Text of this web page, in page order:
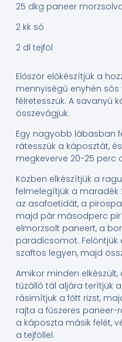
25 dkg paneer
2 kk só
2 dl tejföl
Először előkészítjük a
mennyiségű enyhén
félretesszük. A savanyú
összevágjuk.
Egy nagyobb lábasban
rátesszük a káposztát,
megkeverve 20-25 perc
Közben elkészítjük a
felmelegítjük a maradék
az asafoetidát, a
majd pár másodperc
elmorzsolt paneert, a
paradicsomot. Felöntjük
szaftos legyen, majd
Amikor minden
tűzálló tál aljára terítjük
rásimítjuk a főtt rizst,
rajta a fűszeres paneer-
a káposzta másik felét,
a tejföllel.